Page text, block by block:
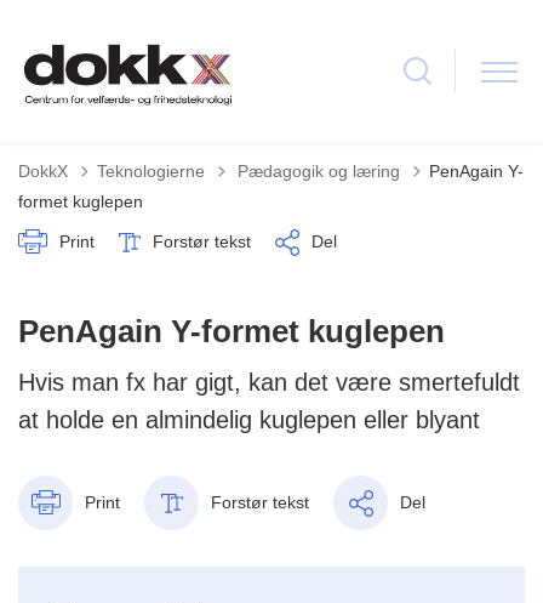
DokkX Teknologierne Tilbage til
Pædagogik og læring
PenAgain Y-
formet kuglepen
Print Forstør tekst Del
PenAgain Y-formet kuglepen
Hvis man fx har gigt, kan det være smertefuldt
at holde en almindelig kuglepen eller blyant
Print Forstør tekst Del